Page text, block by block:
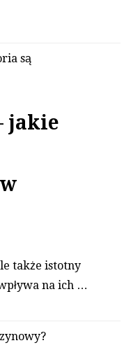
jakie
także istotny
na ich …